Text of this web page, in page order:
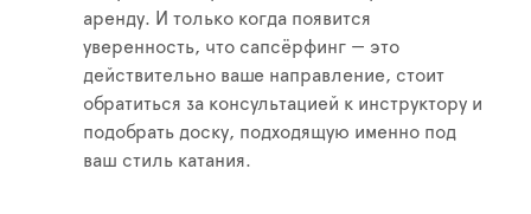
аренду. И только когда появится
уверенность, что сапсёрфинг — это
действительно ваше направление, стоит
обратиться за консультацией к инструктору и
подобрать доску, подходящую именно под
ваш стиль катания.